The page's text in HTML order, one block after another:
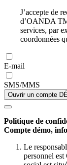
J’accepte de
d’OANDA
services, par
coordonnées
E-mail
SMS/MMS
Ouvrir un compte
Politique de
Compte démo,
Le
personnel